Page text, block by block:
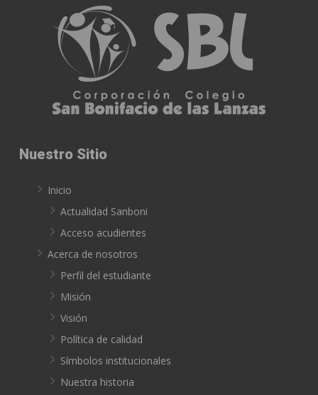
Nuestro Sitio
Inicio
Actualidad Sanboni
Acceso acudientes
Acerca de nosotros
Perfil del estudiante
Misión
Visión
Política de calidad
Símbolos institucionales
Nuestra historia